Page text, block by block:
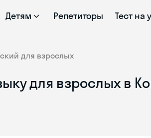
Детям Репетиторы Тест на
для взрослых
для взрослых в